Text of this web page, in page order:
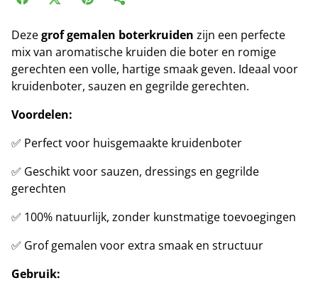
Dezegrof gemalen boterkruiden zijn een perfecte
mix van aromatische kruiden die boter en romige
gerechten een volle, hartige smaak geven. Ideaal voor
kruidenboter, sauzen en gegrilde gerechten.
Voordelen:
✅ Perfect voor huisgemaakte kruidenboter
✅ Geschikt voor sauzen, dressings en gegrilde
gerechten
✅ 100% natuurlijk, zonder kunstmatige toevoegingen
✅ Grof gemalen voor extra smaak en structuur
Gebruik: